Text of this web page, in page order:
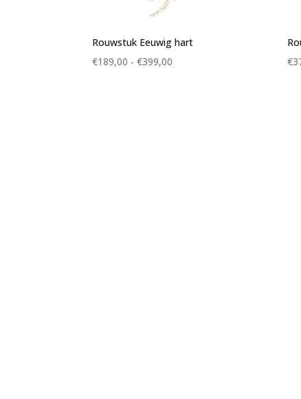
Rouwstuk Eeuwig hart
€189,00 - €399,00
€